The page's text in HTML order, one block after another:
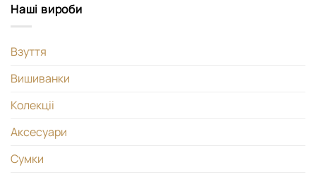
Наші вироби
Взуття
Вишиванки
Колекціі
Аксесуари
Сумки